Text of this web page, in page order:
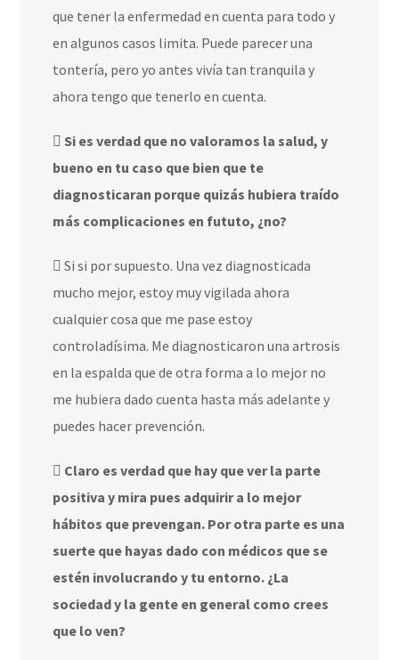
que tener la enfermedad en cuenta para todo y
en algunos casos limita. Puede parecer una
tontería, pero yo antes vivía tan tranquila y
ahora tengo que tenerlo en cuenta.
Si es verdad que no valoramos la salud, y
bueno en tu caso que bien que te
diagnosticaran porque quizás hubiera traído
más complicaciones en fututo, ¿no?
Si si por supuesto. Una vez diagnosticada
mucho mejor, estoy muy vigilada ahora
cualquier cosa que me pase estoy
controladísima. Me diagnosticaron una artrosis
en la espalda que de otra forma a lo mejor no
me hubiera dado cuenta hasta más adelante y
puedes hacer prevención.
Claro es verdad que hay que ver la parte
positiva y mira pues adquirir a lo mejor
hábitos que prevengan. Por otra parte es una
suerte que hayas dado con médicos que se
estén involucrando y tu entorno. ¿La
sociedad y la gente en general como crees
que lo ven?